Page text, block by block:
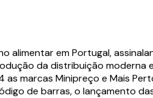
alimentar em Portugal,
da distribuição
marcas Minipreço e Mais
de barras, o lançamento